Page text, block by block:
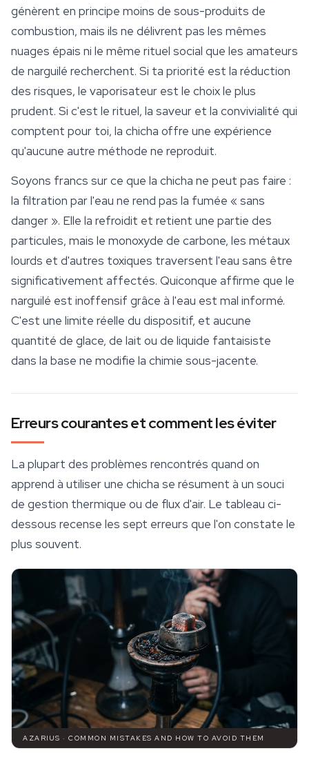
génèrent en principe moins de sous-produits de
combustion, mais ils ne délivrent pas les mêmes
nuages épais ni le même rituel social que les amateurs
de narguilé recherchent. Si ta priorité est la réduction
des risques, le vaporisateur est le choix le plus
prudent. Si c'est le rituel, la saveur et la convivialité qui
comptent pour toi, la chicha offre une expérience
qu'aucune autre méthode ne reproduit.
Soyons francs sur ce que la chicha ne peut pas faire :
la filtration par l'eau ne rend pas la fumée « sans
danger ». Elle la refroidit et retient une partie des
particules, mais le monoxyde de carbone, les métaux
lourds et d'autres toxiques traversent l'eau sans être
significativement affectés. Quiconque affirme que le
narguilé est inoffensif grâce à l'eau est mal informé.
C'est une limite réelle du dispositif, et aucune
quantité de glace, de lait ou de liquide fantaisiste
dans la base ne modifie la chimie sous-jacente.
Erreurs courantes et comment les éviter
La plupart des problèmes rencontrés quand on
apprend à utiliser une chicha se résument à un souci
de gestion thermique ou de flux d'air. Le tableau ci-
dessous recense les sept erreurs que l'on constate le
plus souvent.
AZARIUS · COMMON MISTAKES AND HOW TO AVOID THEM